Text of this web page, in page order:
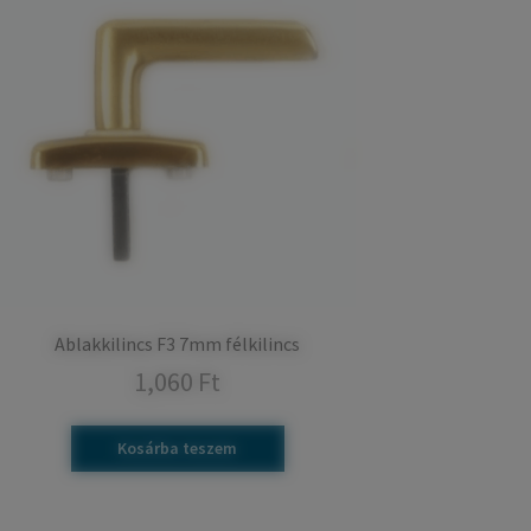
Ablakkilincs F3 7mm félkilincs
1,060 Ft
Kosárba teszem